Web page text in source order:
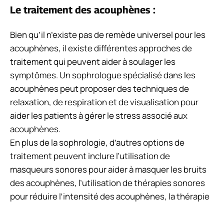
Le traitement des acouphènes :
Bien qu’il n’existe pas de remède universel pour les
acouphènes, il existe différentes approches de
traitement qui peuvent aider à soulager les
symptômes. Un sophrologue spécialisé dans les
acouphènes peut proposer des techniques de
relaxation, de respiration et de visualisation pour
aider les patients à gérer le stress associé aux
acouphènes.
En plus de la sophrologie, d’autres options de
traitement peuvent inclure l’utilisation de
masqueurs sonores pour aider à masquer les bruits
des acouphènes, l’utilisation de thérapies sonores
pour réduire l’intensité des acouphènes, la thérapie